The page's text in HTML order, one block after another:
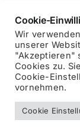
Copyright ©
Cookie-
Wir
unserer
"Akzeptieren"
Cookies zu.
Cookie-
vornehmen.
Cookie